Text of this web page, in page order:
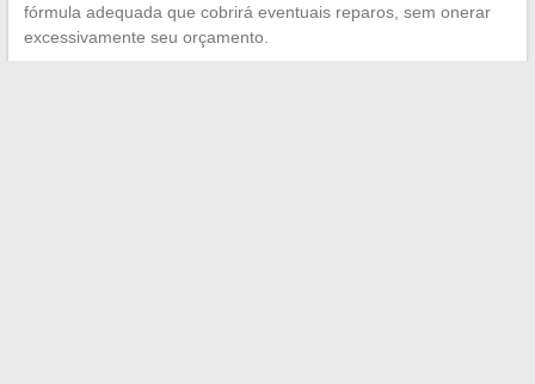
fórmula adequada que cobrirá eventuais reparos, sem onerar
excessivamente seu orçamento.